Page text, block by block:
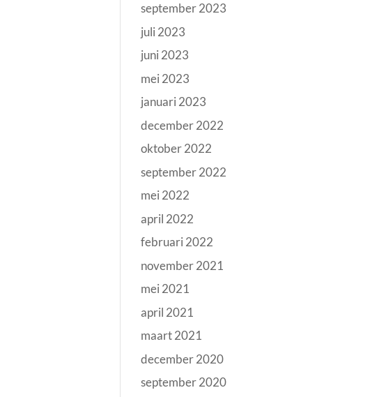
september 2023
juli 2023
juni 2023
mei 2023
januari 2023
december 2022
oktober 2022
september 2022
mei 2022
april 2022
februari 2022
november 2021
mei 2021
april 2021
maart 2021
december 2020
september 2020